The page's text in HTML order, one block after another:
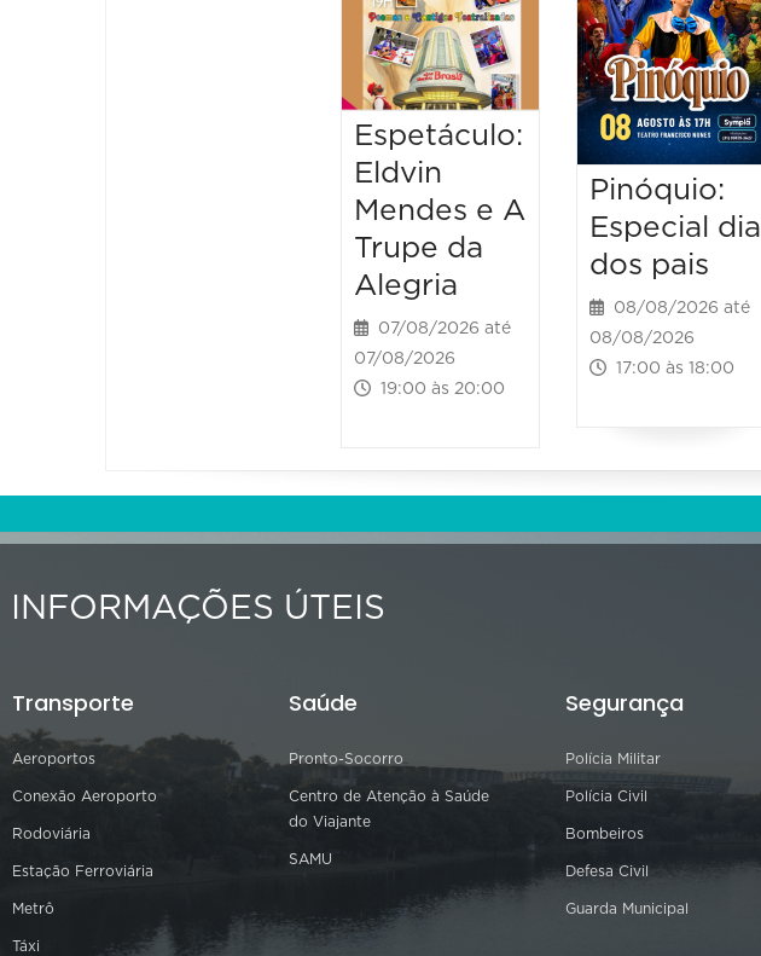
Espetáculo:
Eldvin
Mendes e A
Trupe da
Alegria
07/08/2026 até
07/08/2026
19:00 às 20:00
Pinóquio:
Especial dia
dos pais
08/08/2026 até
08/08/2026
17:00 às 18:00
INFORMAÇÕES ÚTEIS
Transporte
Aeroportos
Conexão Aeroporto
Rodoviária
Estação Ferroviária
Metrô
Táxi
Saúde
Pronto-Socorro
Centro de Atenção à Saúde
do Viajante
SAMU
Segurança
Polícia Militar
Polícia Civil
Bombeiros
Defesa Civil
Guarda Municipal